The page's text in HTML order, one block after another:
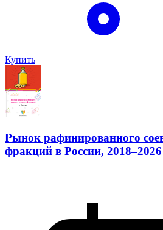
Купить
Рынок рафинированного
фракций в России, 2018–2026